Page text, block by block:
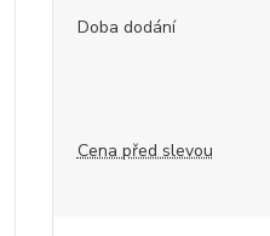
Doba dodání
Cena před slevou